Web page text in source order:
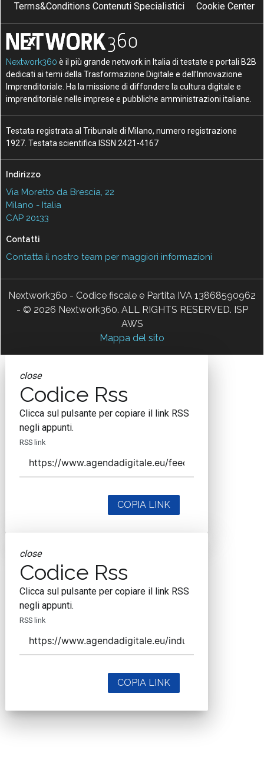
Terms&Conditions Contenuti Specialistici
Cookie Center
Nextwork360 è il più grande network in Italia di testate e portali B2B
dedicati ai temi della Trasformazione Digitale e dell’Innovazione
Imprenditoriale. Ha la missione di diffondere la cultura digitale e
imprenditoriale nelle imprese e pubbliche amministrazioni italiane.
Testata registrata al Tribunale di Milano, numero registrazione
1927. Testata scientifica ISSN 2421-4167
Indirizzo
Via Moretto da Brescia, 22
Milano - Italia
CAP 20133
Contatti
Contatta il nostro team per maggiori informazioni
Nextwork360 - Codice fiscale e Partita IVA 13868590962
- © 2026 Nextwork360. ALL RIGHTS RESERVED. ISP
AWS
Mappa del sito
close
Codice Rss
Clicca sul pulsante per copiare il link RSS
negli appunti.
RSS link
COPIA LINK
close
Codice Rss
Clicca sul pulsante per copiare il link RSS
negli appunti.
RSS link
COPIA LINK